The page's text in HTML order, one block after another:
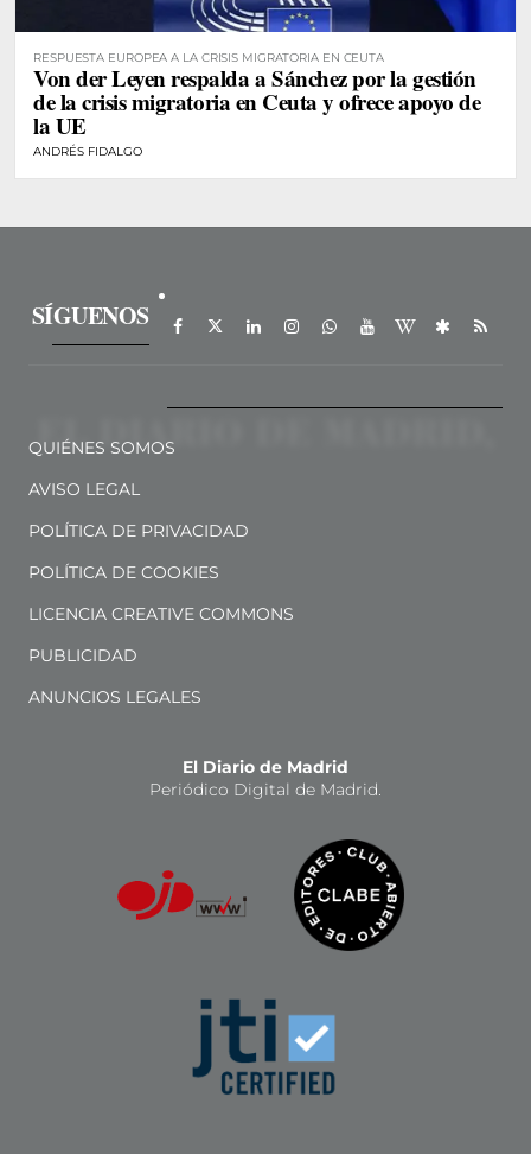
RESPUESTA EUROPEA A LA CRISIS MIGRATORIA EN CEUTA
Von der Leyen respalda a Sánchez por la gestión
de la crisis migratoria en Ceuta y ofrece apoyo de
la UE
ANDRÉS FIDALGO
SÍGUENOS
QUIÉNES SOMOS
AVISO LEGAL
POLÍTICA DE PRIVACIDAD
POLÍTICA DE COOKIES
LICENCIA CREATIVE COMMONS
PUBLICIDAD
ANUNCIOS LEGALES
El Diario de Madrid
Periódico Digital de Madrid.